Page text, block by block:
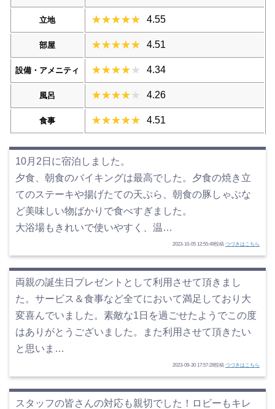
立地 4.55
部屋 4.51
設備・アメニティ 4.34
風呂 4.26
食事 4.51
10月2日に宿泊しました。
夕食、朝食のバイキングは最高でした。夕食の焼き立
てのステーキや揚げたての天ぷら、朝食の豚しゃぶな
ど美味しい物ばかりで食べすぎました。
大浴場もきれいで使いやすく、温…
2023-10-05 12:55:49投稿 つづきはこちら
両親の誕生日プレゼントとして利用させて頂きまし
た。サービス＆食事など全てにおいて満足しており大
変喜んでいました。素敵な1日を過ごせたようでこの度
はありがとうございました。また利用させて頂きたい
と思いま…
2023-09-30 17:57:28投稿 つづきはこちら
スタッフの皆さんの対応も親切でした！ロビーもキレ